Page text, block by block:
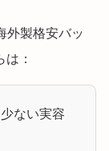
外製格安バッ
：
ない実容